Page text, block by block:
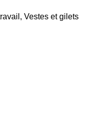
, Vestes et gilets